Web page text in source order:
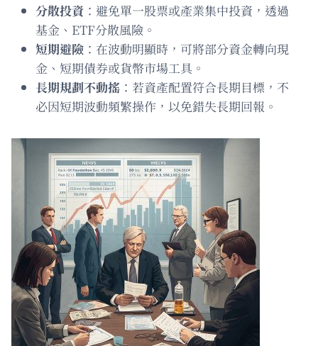
分散投資 ：避免單一股票或產業集中投資，透過
基金、ETF分散風險。
短期避險 ：在波動明顯時，可將部分資金轉向現
金、短期債券或貨幣市場工具。
長期規劃不動搖 ：若資產配置符合長期目標，不
必因短期波動頻繁操作，以免錯失長期回報。